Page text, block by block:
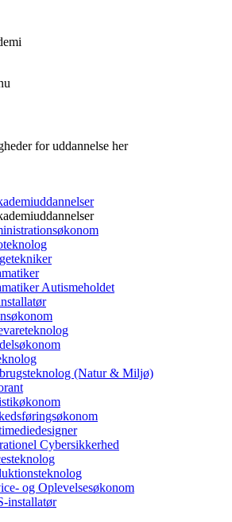
for uddannelse her
Autismeholdet
(Natur & Miljø)
Cybersikkerhed
og Oplevelsesøkonom
installatør